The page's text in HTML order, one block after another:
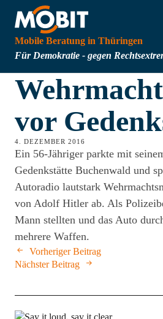
Mobile Beratung in Thüringen
Für Demokratie - gegen
vor
4. DEZEMBER 2016
Ein 56-Jähriger parkte mit
Gedenkstätte Buchenwald und
Autoradio lautstark
von Adolf Hitler ab. Als
Mann stellten und das Auto
mehrere Waffen.
Vorheriger Beitrag
Nächster Beitrag